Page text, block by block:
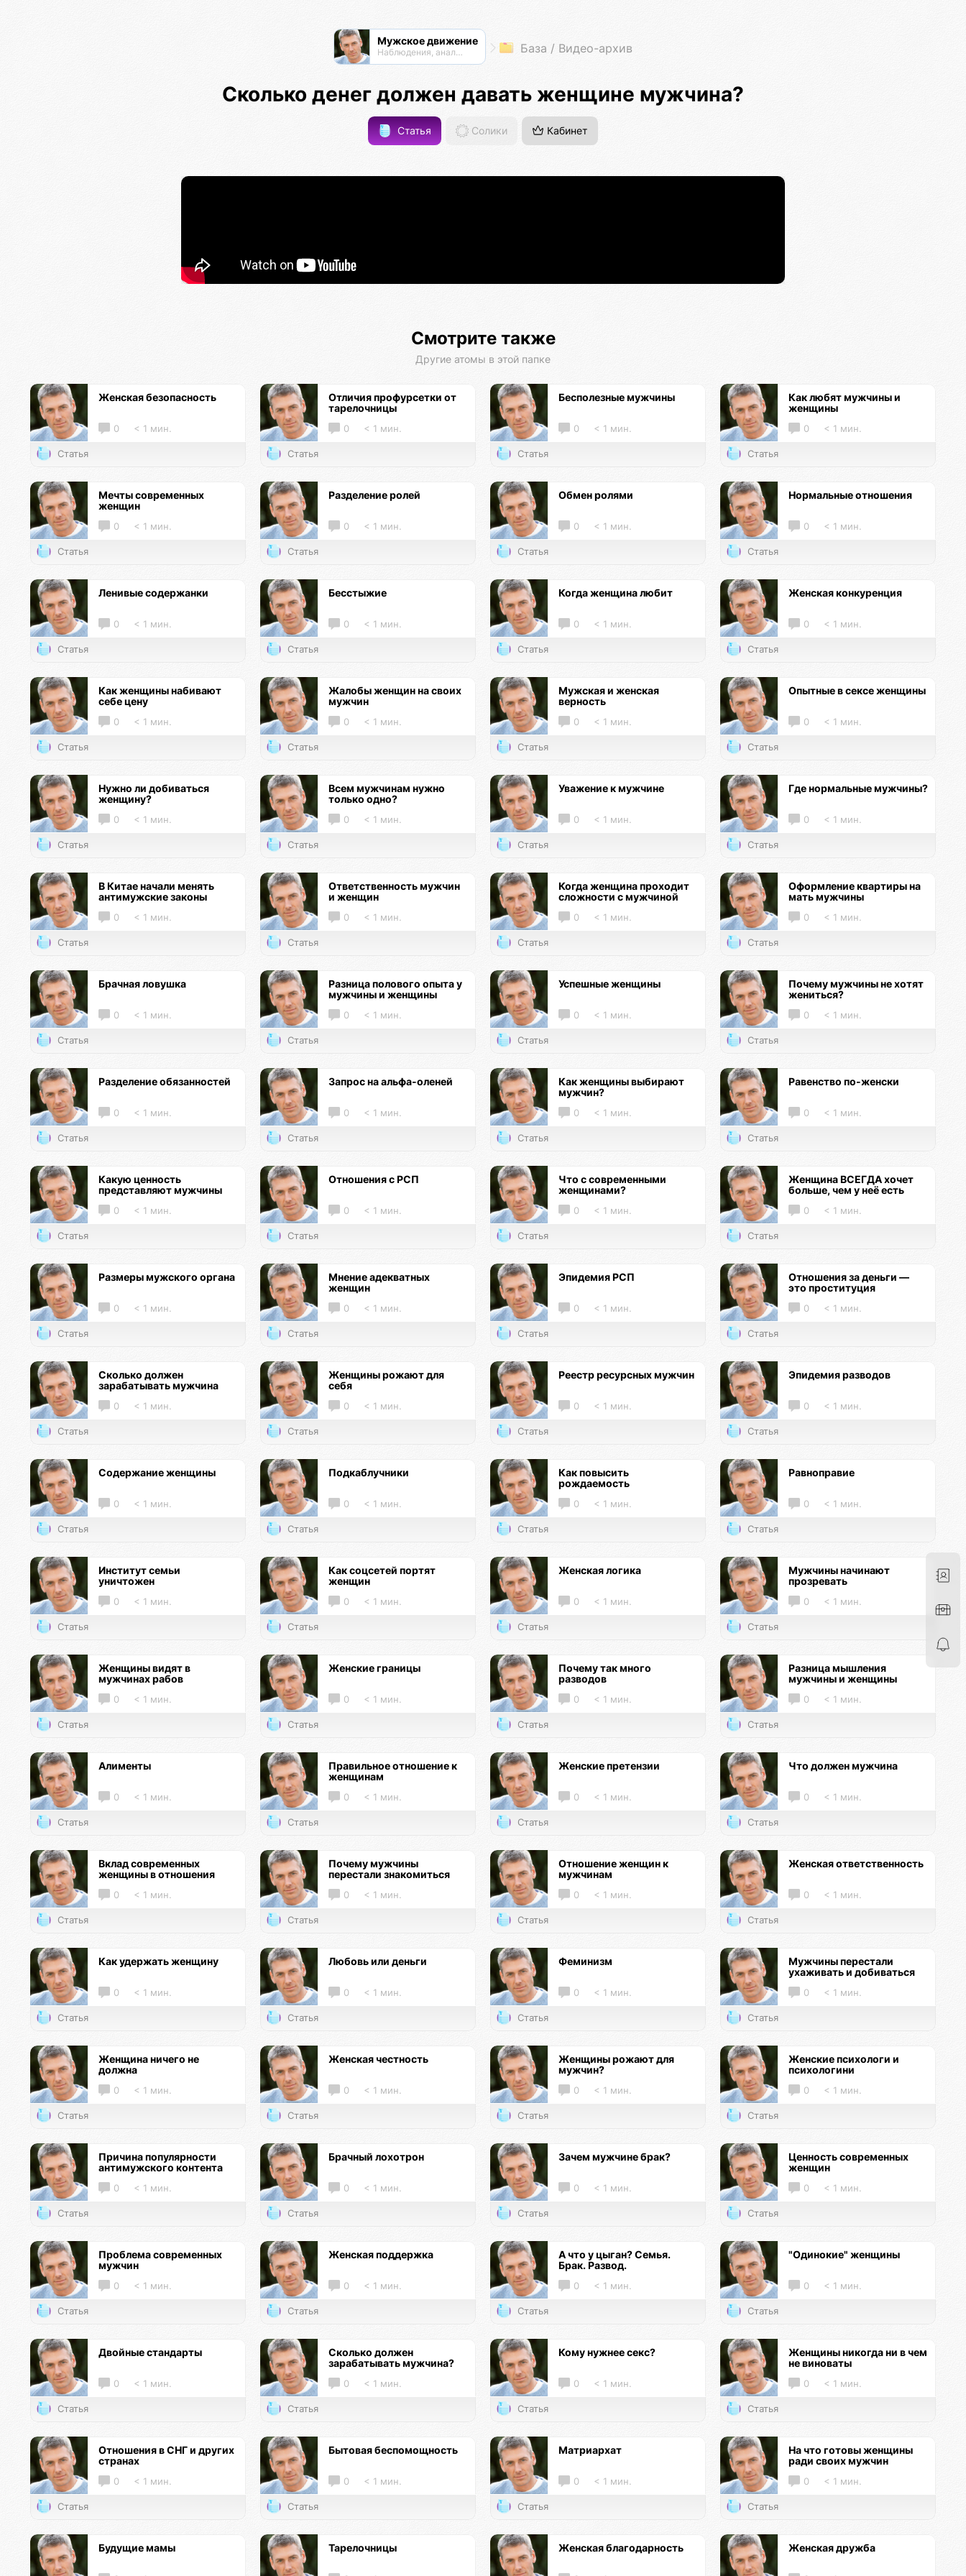
Мужское движение
Наблюдения, анализ, обсуждения База / Видео-архив
Сколько денег должен давать женщине мужчина?
Статья Солики Кабинет
Смотрите также
Другие атомы в этой папке
Женская безопасность
0 < 1 мин.
Статья
Отличия профурсетки от
тарелочницы
0 < 1 мин.
Статья
Бесполезные мужчины
0 < 1 мин.
Статья
Как любят мужчины и
женщины
0 < 1 мин.
Статья
Мечты современных
женщин
0 < 1 мин.
Статья
Разделение ролей
0 < 1 мин.
Статья
Обмен ролями
0 < 1 мин.
Статья
Нормальные отношения
0 < 1 мин.
Статья
Ленивые содержанки
0 < 1 мин.
Статья
Бесстыжие
0 < 1 мин.
Статья
Когда женщина любит
0 < 1 мин.
Статья
Женская конкуренция
0 < 1 мин.
Статья
Как женщины набивают
себе цену
0 < 1 мин.
Статья
Жалобы женщин на своих
мужчин
0 < 1 мин.
Статья
Мужская и женская
верность
0 < 1 мин.
Статья
Опытные в сексе женщины
0 < 1 мин.
Статья
Нужно ли добиваться
женщину?
0 < 1 мин.
Статья
Всем мужчинам нужно
только одно?
0 < 1 мин.
Статья
Уважение к мужчине
0 < 1 мин.
Статья
Где нормальные мужчины?
0 < 1 мин.
Статья
В Китае начали менять
антимужские законы
0 < 1 мин.
Статья
Ответственность мужчин
и женщин
0 < 1 мин.
Статья
Когда женщина проходит
сложности с мужчиной
0 < 1 мин.
Статья
Оформление квартиры на
мать мужчины
0 < 1 мин.
Статья
Брачная ловушка
0 < 1 мин.
Статья
Разница полового опыта у
мужчины и женщины
0 < 1 мин.
Статья
Успешные женщины
0 < 1 мин.
Статья
Почему мужчины не хотят
жениться?
0 < 1 мин.
Статья
Разделение обязанностей
0 < 1 мин.
Статья
Запрос на альфа-оленей
0 < 1 мин.
Статья
Как женщины выбирают
мужчин?
0 < 1 мин.
Статья
Равенство по-женски
0 < 1 мин.
Статья
Какую ценность
представляют мужчины
0 < 1 мин.
Статья
Отношения с РСП
0 < 1 мин.
Статья
Что с современными
женщинами?
0 < 1 мин.
Статья
Женщина ВСЕГДА хочет
больше, чем у неё есть
0 < 1 мин.
Статья
Размеры мужского органа
0 < 1 мин.
Статья
Мнение адекватных
женщин
0 < 1 мин.
Статья
Эпидемия РСП
0 < 1 мин.
Статья
Отношения за деньги —
это проституция
0 < 1 мин.
Статья
Сколько должен
зарабатывать мужчина
0 < 1 мин.
Статья
Женщины рожают для
себя
0 < 1 мин.
Статья
Реестр ресурсных мужчин
0 < 1 мин.
Статья
Эпидемия разводов
0 < 1 мин.
Статья
Содержание женщины
0 < 1 мин.
Статья
Подкаблучники
0 < 1 мин.
Статья
Как повысить
рождаемость
0 < 1 мин.
Статья
Равноправие
0 < 1 мин.
Статья
Институт семьи
уничтожен
0 < 1 мин.
Статья
Как соцсетей портят
женщин
0 < 1 мин.
Статья
Женская логика
0 < 1 мин.
Статья
Мужчины начинают
прозревать
0 < 1 мин.
Статья
Женщины видят в
мужчинах рабов
0 < 1 мин.
Статья
Женские границы
0 < 1 мин.
Статья
Почему так много
разводов
0 < 1 мин.
Статья
Разница мышления
мужчины и женщины
0 < 1 мин.
Статья
Алименты
0 < 1 мин.
Статья
Правильное отношение к
женщинам
0 < 1 мин.
Статья
Женские претензии
0 < 1 мин.
Статья
Что должен мужчина
0 < 1 мин.
Статья
Вклад современных
женщины в отношения
0 < 1 мин.
Статья
Почему мужчины
перестали знакомиться
0 < 1 мин.
Статья
Отношение женщин к
мужчинам
0 < 1 мин.
Статья
Женская ответственность
0 < 1 мин.
Статья
Как удержать женщину
0 < 1 мин.
Статья
Любовь или деньги
0 < 1 мин.
Статья
Феминизм
0 < 1 мин.
Статья
Мужчины перестали
ухаживать и добиваться
0 < 1 мин.
Статья
Женщина ничего не
должна
0 < 1 мин.
Статья
Женская честность
0 < 1 мин.
Статья
Женщины рожают для
мужчин?
0 < 1 мин.
Статья
Женские психологи и
психологини
0 < 1 мин.
Статья
Причина популярности
антимужского контента
0 < 1 мин.
Статья
Брачный лохотрон
0 < 1 мин.
Статья
Зачем мужчине брак?
0 < 1 мин.
Статья
Ценность современных
женщин
0 < 1 мин.
Статья
Проблема современных
мужчин
0 < 1 мин.
Статья
Женская поддержка
0 < 1 мин.
Статья
А что у цыган? Семья.
Брак. Развод.
0 < 1 мин.
Статья
"Одинокие" женщины
0 < 1 мин.
Статья
Двойные стандарты
0 < 1 мин.
Статья
Сколько должен
зарабатывать мужчина?
0 < 1 мин.
Статья
Кому нужнее секс?
0 < 1 мин.
Статья
Женщины никогда ни в чем
не виноваты
0 < 1 мин.
Статья
Отношения в СНГ и других
странах
0 < 1 мин.
Статья
Бытовая беспомощность
0 < 1 мин.
Статья
Матриархат
0 < 1 мин.
Статья
На что готовы женщины
ради своих мужчин
0 < 1 мин.
Статья
Будущие мамы Тарелочницы Женская благодарность Женская дружба